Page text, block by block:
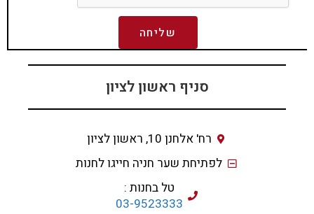
שליחה
סניף ראשון לציון
רח' אלחנן 10, ראשון לציון
לפתיחת שער חניה חייגו לחנות
טל בחנות :
03-9523333